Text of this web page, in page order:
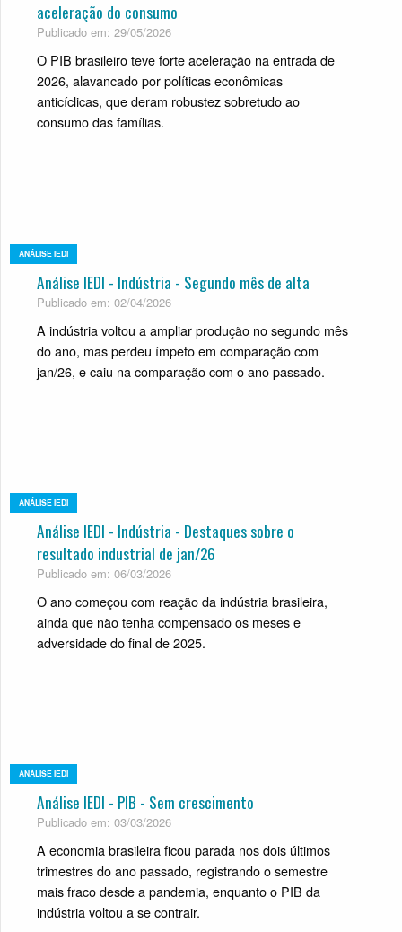
aceleração do consumo
Publicado em: 29/05/2026
O PIB brasileiro teve forte aceleração na entrada de
2026, alavancado por políticas econômicas
anticíclicas, que deram robustez sobretudo ao
consumo das famílias.
ANÁLISE IEDI
Análise IEDI - Indústria - Segundo mês de alta
Publicado em: 02/04/2026
A indústria voltou a ampliar produção no segundo mês
do ano, mas perdeu ímpeto em comparação com
jan/26, e caiu na comparação com o ano passado.
ANÁLISE IEDI
Análise IEDI - Indústria - Destaques sobre o
resultado industrial de jan/26
Publicado em: 06/03/2026
O ano começou com reação da indústria brasileira,
ainda que não tenha compensado os meses e
adversidade do final de 2025.
ANÁLISE IEDI
Análise IEDI - PIB - Sem crescimento
Publicado em: 03/03/2026
A economia brasileira ficou parada nos dois últimos
trimestres do ano passado, registrando o semestre
mais fraco desde a pandemia, enquanto o PIB da
indústria voltou a se contrair.